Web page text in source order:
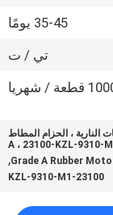
35-45 يومًا
تي / ت
/ شهريا
النارية ، الحزام المطاط
Grade A Rubber
,
23100-KZL-9310-M1